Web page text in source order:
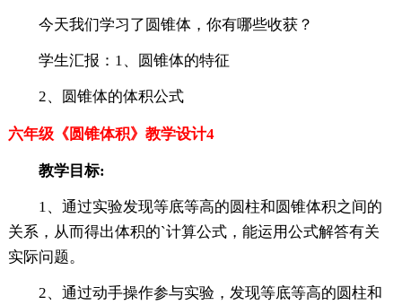
今天我们学习了圆锥体，你有哪些收获？
学生汇报：1、圆锥体的特征
2、圆锥体的体积公式
六年级《圆锥体积》教学设计4
教学目标:
1、通过实验发现等底等高的圆柱和圆锥体积之间的
关系，从而得出体积的`计算公式，能运用公式解答有关
实际问题。
2、通过动手操作参与实验，发现等底等高的圆柱和